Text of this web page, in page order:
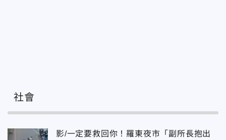
社會
影/一定要救回你！羅東夜市「副所長抱出